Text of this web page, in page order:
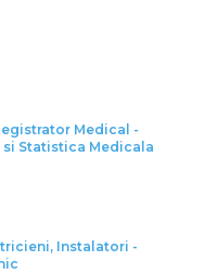
Medical -
Statistica Medicala
Instalatori -